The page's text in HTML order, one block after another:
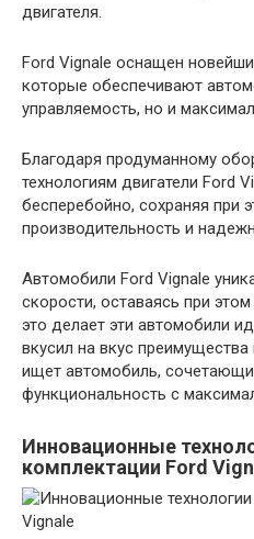
двигателя.
Ford Vignale оснащен
которые обеспечивают
управляемость, но и
Благодаря продуманному
технологиям двигатели Ford
бесперебойно, сохраняя при
производительность и
Автомобили Ford Vignale
скорости, оставаясь при
это делает эти автомобили
вкусил на вкус
ищет автомобиль,
функциональность с
Инновационные
комплектации Ford